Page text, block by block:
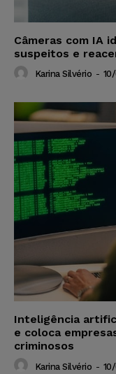
Câmeras com IA
suspeitos e
Karina Silvério -
Inteligência
e coloca
criminosos
Karina Silvério -